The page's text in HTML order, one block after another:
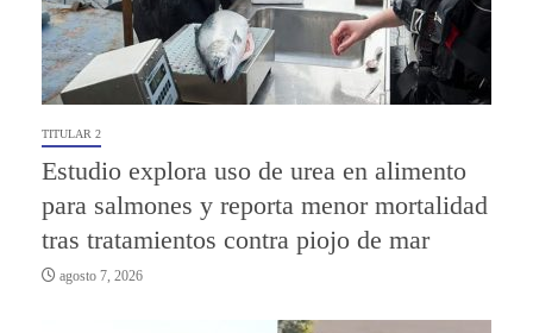
TITULAR 2
Estudio explora uso de urea en alimento
para salmones y reporta menor mortalidad
tras tratamientos contra piojo de mar
agosto 7, 2026